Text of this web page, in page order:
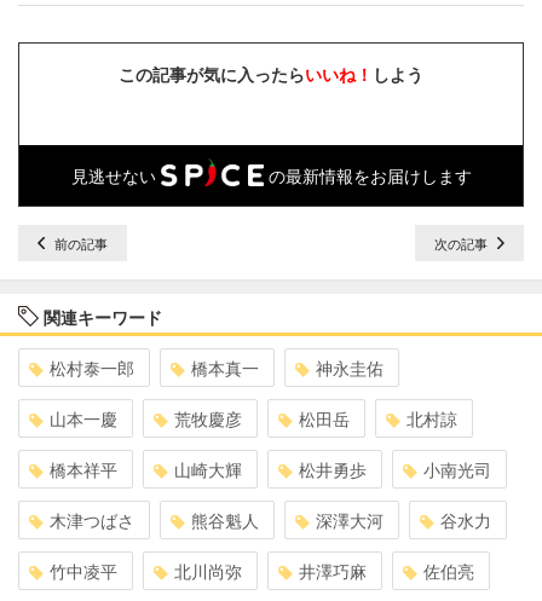
この記事が気に入ったらいいね！ しよう
見逃せない の最新情報をお届けします
前の記事 次の記事
関連キーワード
松村泰一郎 橋本真一 神永圭佑
山本一慶 荒牧慶彦 松田岳 北村諒
橋本祥平 山崎大輝 松井勇歩 小南光司
木津つばさ 熊谷魁人 深澤大河 谷水力
竹中凌平 北川尚弥 井澤巧麻 佐伯亮